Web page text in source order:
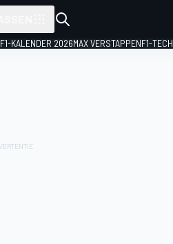
F1-KALENDER 2026MAX VERSTAPPENF1-TECH